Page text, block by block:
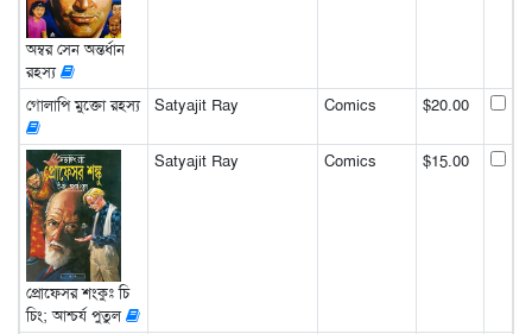
অম্বর সেন অন্তর্ধান
রহস্য
গোলাপি মুক্তো রহস্য Satyajit Ray Comics $20.00
প্রোফেসর শংকুঃ চি
চিং; আশ্চর্য পুতুল
Satyajit Ray Comics $15.00